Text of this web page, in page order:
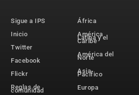
Sigue a IPS
Inicio
Twitter
Facebook
Flickr
Reglas de
comunidad
África
América
Latina y el
Caribe
América del
Norte
Asia-
Pacífico
Europa